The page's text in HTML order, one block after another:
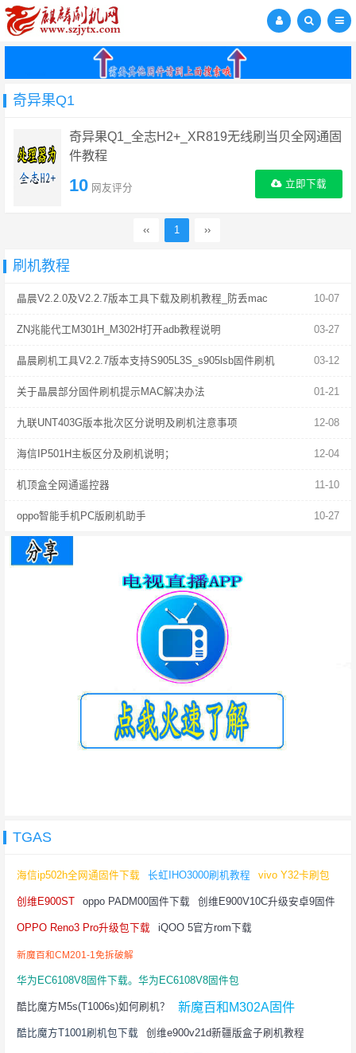
奇异果Q1
奇异果Q1_全志H2+_XR819无线刷当贝全网通固
件教程
10 网友评分 立即下载
‹‹ 1 ››
刷机教程
10-07
晶晨V2.2.0及V2.2.7版本工具下载及刷机教程_防丢mac
03-27
ZN兆能代工M301H_M302H打开adb教程说明
03-12
晶晨刷机工具V2.2.7版本支持S905L3S_s905lsb固件刷机
01-21
关于晶晨部分固件刷机提示MAC解决办法
12-08
九联UNT403G版本批次区分说明及刷机注意事项
12-04
海信IP501H主板区分及刷机说明；
11-10
机顶盒全网通遥控器
10-27
oppo智能手机PC版刷机助手
TGAS
海信ip502h全网通固件下载 长虹IHO3000刷机教程 vivo Y32卡刷包
创维E900ST oppo PADM00固件下载 创维E900V10C升级安卓9固件
OPPO Reno3 Pro升级包下载 iQOO 5官方rom下载
新魔百和CM201-1免拆破解
华为EC6108V8固件下载。华为EC6108V8固件包
酷比魔方M5s(T1006s)如何刷机？ 新魔百和M302A固件
酷比魔方T1001刷机包下载 创维e900v21d新疆版盒子刷机教程